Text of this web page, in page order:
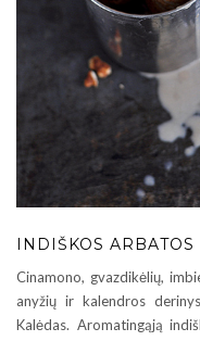
INDIŠKOS
Cinamono, gvazdikėlių,
anyžių ir kalendros
Kalėdas. Aromatingąją